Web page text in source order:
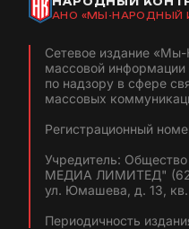
АНО «МЫ-НАРОДНЫЙ
Сетевое издание
массовой информации
по надзору в сфере
массовых
Регистрационный
Учредитель:
МЕДИА ЛИМИТЕД"
ул. Юмашева, д. 13, кв.
Периодичность